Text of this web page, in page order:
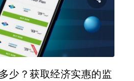
少？获取经济实惠的监